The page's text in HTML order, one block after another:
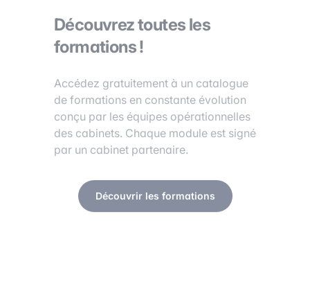
Découvrez toutes les
formations !
Accédez gratuitement à un catalogue
de formations en constante évolution
conçu par les équipes opérationnelles
des cabinets. Chaque module est signé
par un cabinet partenaire.
Découvrir les formations